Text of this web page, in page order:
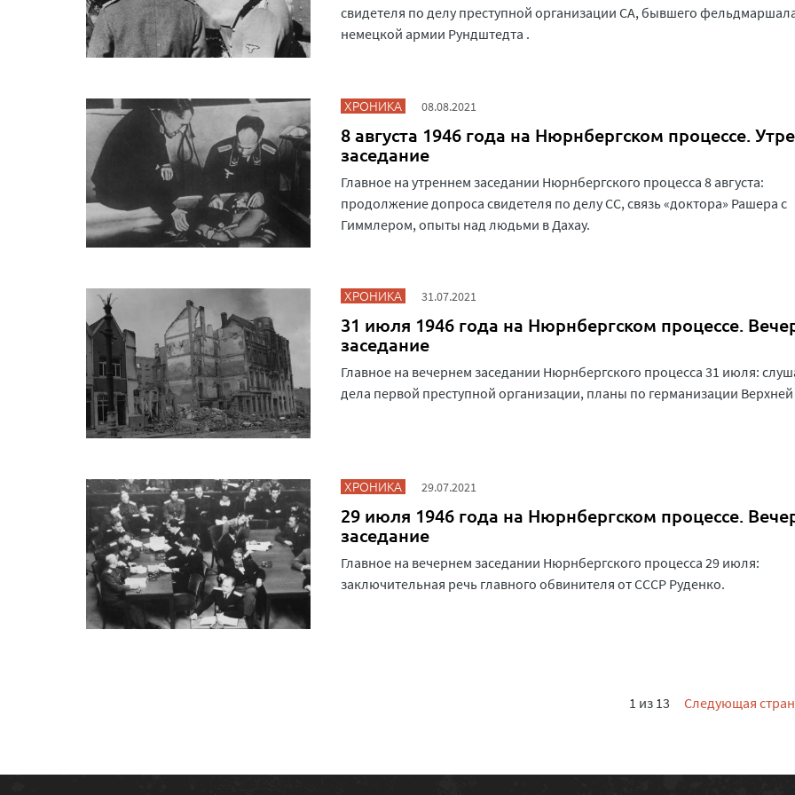
свидетеля по делу преступной организации СА, бывшего
немецкой армии Рундштедта .
ХРОНИКА 08.08.2021
8 августа 1946 года на Нюрнбергском процессе.
заседание
Главное на утреннем заседании Нюрнбергского процесса 8 августа:
продолжение допроса свидетеля по делу СС, связь «доктора» Рашера с
Гиммлером, опыты над людьми в Дахау.
ХРОНИКА 31.07.2021
31 июля 1946 года на Нюрнбергском процессе.
заседание
Главное на вечернем заседании Нюрнбергского процесса 31 июля:
дела первой преступной организации, планы по германизации
ХРОНИКА 29.07.2021
29 июля 1946 года на Нюрнбергском процессе.
заседание
Главное на вечернем заседании Нюрнбергского процесса 29 июля:
заключительная речь главного обвинителя от СССР Руденко.
1 из 13 Следующая